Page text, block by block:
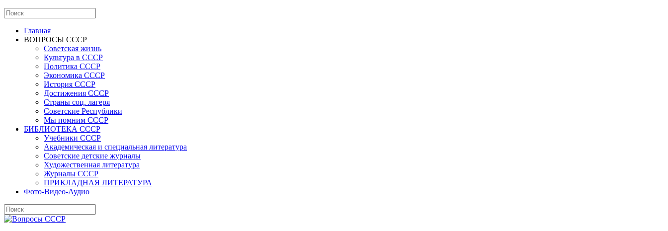
Главная
ВОПРОСЫ СССР
Советская жизнь
Культура в СССР
Политика СССР
Экономика СССР
История СССР
Достижения СССР
Страны соц. лагеря
Советские Республики
Мы помним СССР
БИБЛИОТЕКА СССР
Учебники СССР
Академическая и специальная литература
Советские детские журналы
Художественная литература
Журналы СССР
ПРИКЛАДНАЯ ЛИТЕРАТУРА
Фото-Видео-Аудио